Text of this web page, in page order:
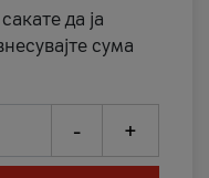
да ја
сума
- +